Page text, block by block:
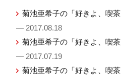
菊池亜希子の「好きよ、喫
— 2017.08.18
菊池亜希子の「好きよ、喫
— 2017.07.19
菊池亜希子の「好きよ、喫